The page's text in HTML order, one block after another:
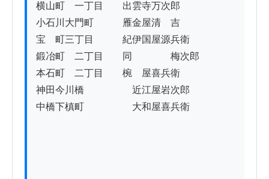
横山町　一丁目　　出雲寺万次郎
小石川大門町　　　雁金屋清　吉
宝　町三丁目　　　紀伊国屋源兵衛
鍛冶町　二丁目　　同　　　　梅次郎
本石町　二丁目　　椀　屋喜兵衛
神田今川橋　　　　　近江屋岩次郎
中橋下槙町　　　　　大和屋喜兵衛